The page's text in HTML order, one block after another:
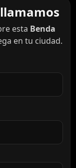
esta Benda
en tu ciudad.